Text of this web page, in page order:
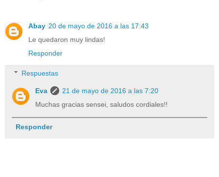
Abay 20 de mayo de 2016 a las 17:43
Le quedaron muy lindas!
Responder
Respuestas
Eva
21 de mayo de 2016 a las 7:20
Muchas gracias sensei, saludos cordiales!!
Responder